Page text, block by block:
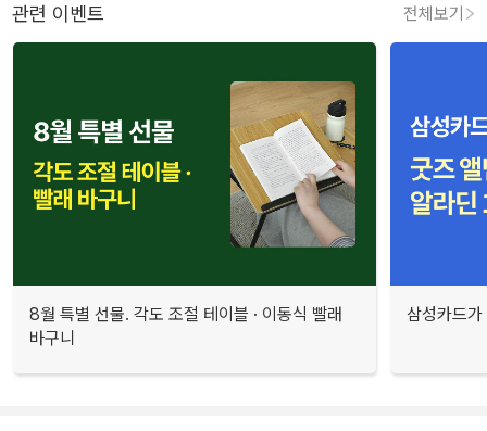
관련 이벤트 전체보기
8월 특별 선물. 각도 조절 테이블 · 이동식 빨래
바구니
삼성카드